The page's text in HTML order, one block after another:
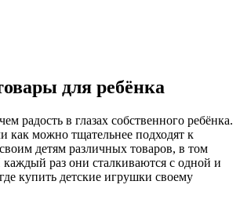
для ребёнка
радость в глазах собственного ребёнка.
как можно тщательнее подходят к
детям различных товаров, в том
раз они сталкиваются с одной и
купить детские игрушки своему